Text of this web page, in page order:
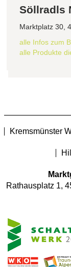
Söllradls
Marktplatz 30,
alle Infos zum
alle Produkte
Kremsmünster
Rathausplatz 1,